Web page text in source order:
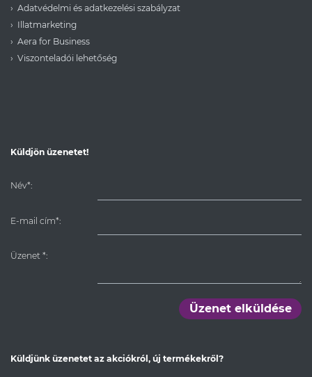
Adatvédelmi és adatkezelési szabályzat
Illatmarketing
Aera for Business
Viszonteladói lehetőség
Küldjön üzenetet!
Név*:
E-mail cím*:
Üzenet *:
Üzenet elküldése
Küldjünk üzenetet az akciókról, új termékekről?